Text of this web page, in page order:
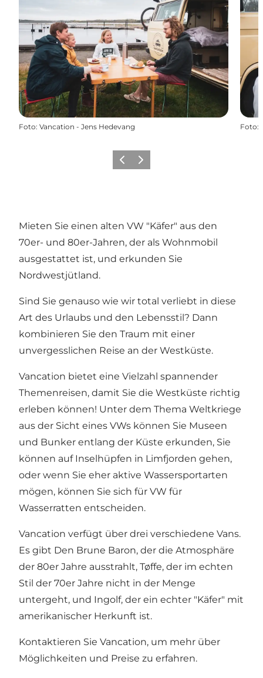
Foto: Vancation - Jens Hedevang Foto:
ZurückWeiter
Mieten Sie einen alten VW "Käfer" aus den
70er- und 80er-Jahren, der als Wohnmobil
ausgestattet ist, und erkunden Sie
Nordwestjütland.
Sind Sie genauso wie wir total verliebt in diese
Art des Urlaubs und den Lebensstil? Dann
kombinieren Sie den Traum mit einer
unvergesslichen Reise an der Westküste.
Vancation bietet eine Vielzahl spannender
Themenreisen, damit Sie die Westküste richtig
erleben können! Unter dem Thema Weltkriege
aus der Sicht eines VWs können Sie Museen
und Bunker entlang der Küste erkunden, Sie
können auf Inselhüpfen in Limfjorden gehen,
oder wenn Sie eher aktive Wassersportarten
mögen, können Sie sich für VW für
Wasserratten entscheiden.
Vancation verfügt über drei verschiedene Vans.
Es gibt Den Brune Baron, der die Atmosphäre
der 80er Jahre ausstrahlt, Tøffe, der im echten
Stil der 70er Jahre nicht in der Menge
untergeht, und Ingolf, der ein echter "Käfer" mit
amerikanischer Herkunft ist.
Kontaktieren Sie Vancation, um mehr über
Möglichkeiten und Preise zu erfahren.